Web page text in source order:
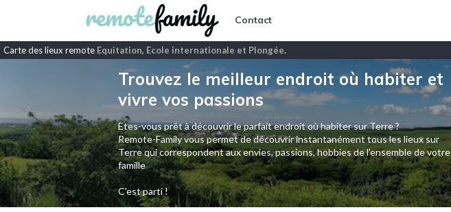
Contact
Carte des lieux remote Equitation, Ecole internationale et Plongée.
Trouvez le meilleur endroit où habiter et
vivre vos passions
Etes-vous prêt à découvrir le parfait endroit où habiter sur Terre ?
Remote-Family vous permet de découvrir instantanément tous les lieux sur
Terre qui correspondent aux envies, passions, hobbies de l’ensemble de votre
famille
C'est parti !